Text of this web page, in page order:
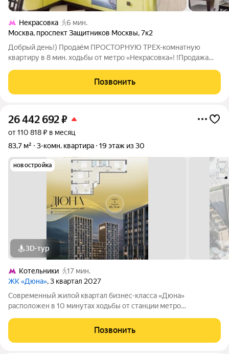
Некрасовка
6 мин.
Москва, проспект Защитников Москвы,7к2
Добрый день!) Продаём ПРОСТОРНУЮ ТРЕХ-комнатную
квартиру в 8 мин. ходьбы от метро «Некрасовка»! !Продажа
соответствуют действительности. ПРО ДОКУМЕНТЫ: 2
Позвонить
26 442 692₽
от 110 818 ₽ в месяц
83,7 м²
3-комн. квартира 19 этаж из 30
новостройка
3D-тур
Котельники
17 мин.
ЖК «Дюна», 3 квартал 2027
Современный жилой квартал бизнес-класса «Дюна»
расположен в 10 минутах ходьбы от станции метро
Дзержинского шоссе. Квартал находится в районе с развитой
инфраструктурой: в непосредственной
Позвонить